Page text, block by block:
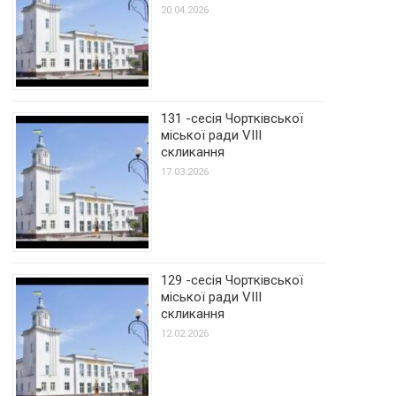
20.04.2026
131 -сесія Чортківської
міської ради VIII
скликання
17.03.2026
129 -сесія Чортківської
міської ради VIII
скликання
12.02.2026